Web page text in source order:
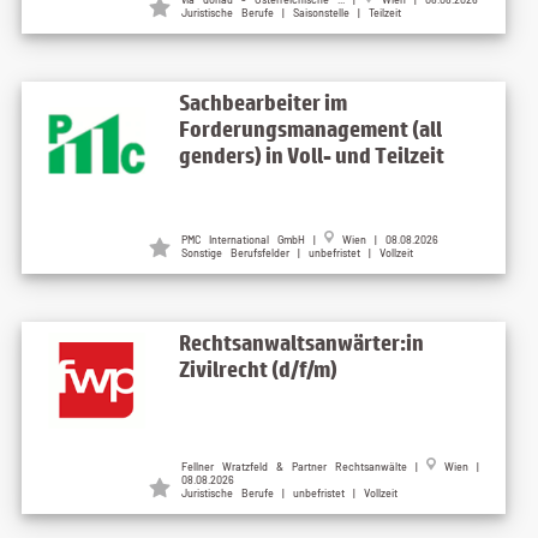
Juristische Berufe | Saisonstelle | Teilzeit
Sachbearbeiter im
Forderungsmanagement (all
genders) in Voll- und Teilzeit
PMC International GmbH |
Wien | 08.08.2026
Sonstige Berufsfelder | unbefristet | Vollzeit
Rechtsanwaltsanwärter:in
Zivilrecht (d/f/m)
Fellner Wratzfeld & Partner Rechtsanwälte |
Wien |
08.08.2026
Juristische Berufe | unbefristet | Vollzeit